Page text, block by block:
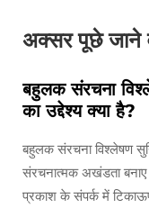
अक्सर पूछे जाने
बहुलक संरचना
का उद्देश्य क्या है?
बहुलक संरचना विश्लेषण
संरचनात्मक अखंडता
प्रकाश के संपर्क में